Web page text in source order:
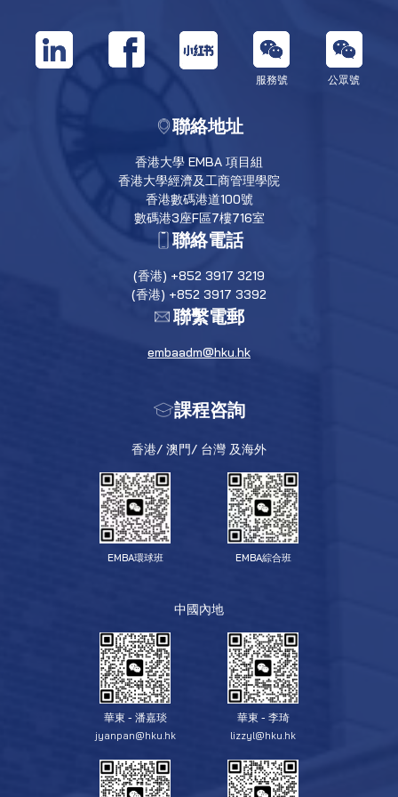
服務號 公眾號
聯絡地址
香港大學 EMBA 項目組
香港大學經濟及工商管理學院
香港數碼港道100號
數碼港3座F區7樓716室
聯絡電話
(香港) +852 3917 3219
(香港) +852 3917 3392
聯繫電郵
embaadm@hku.hk
課程咨詢
香港/ 澳門/ 台灣 及海外
EMBA環球班 EMBA綜合班
中國內地
華東 - 潘嘉琰
jyanpan@hku.hk
華東 - 李琦
lizzyl@hku.hk